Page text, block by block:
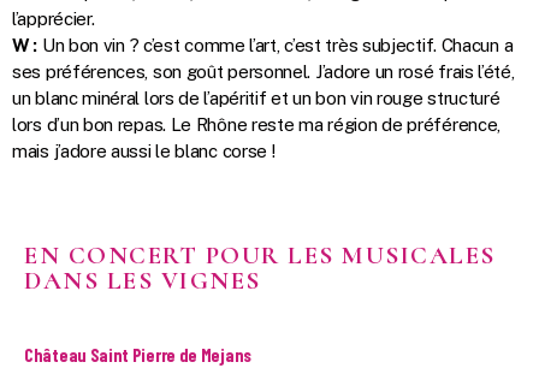
l’apprécier.
W : Un bon vin ? c’est comme l’art, c’est très subjectif. Chacun a
ses préférences, son goût personnel. J’adore un rosé frais l’été,
un blanc minéral lors de l’apéritif et un bon vin rouge structuré
lors d’un bon repas. Le Rhône reste ma région de préférence,
mais j’adore aussi le blanc corse !
EN CONCERT POUR LES MUSICALES
DANS LES VIGNES
Château Saint Pierre de Mejans